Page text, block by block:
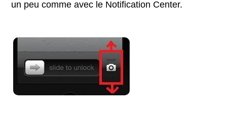
un peu comme avec le Notification Center.